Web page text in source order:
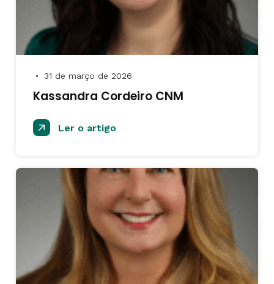
● 31 de março de 2026
Kassandra Cordeiro CNM
Ler o artigo